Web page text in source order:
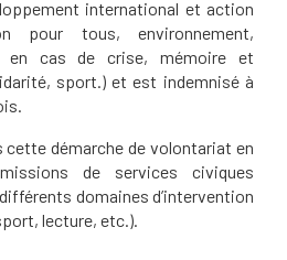
international et action
pour tous, environnement,
en cas de crise, mémoire et
sport.) et est indemnisé à
cette démarche de volontariat en
de services civiques
domaines d’intervention
lecture, etc.).